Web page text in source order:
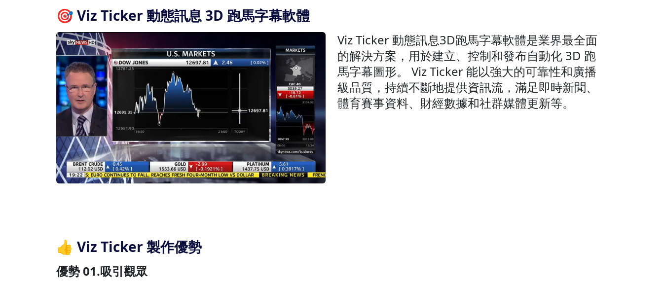
🎯 Viz Ticker 動態訊息 3D 跑馬字幕軟體
Viz Ticker 動態訊息3D跑馬字幕軟體是業界最全面
的解決方案，用於建立、控制和發布自動化 3D 跑
馬字幕圖形。 Viz Ticker 能以強大的可靠性和廣播
級品質，持續不斷地提供資訊流，滿足即時新聞、
體育賽事資料、財經數據和社群媒體更新等。
👍 Viz Ticker 製作優勢
優勢 01.吸引觀眾